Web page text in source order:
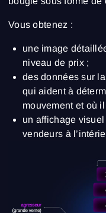
Vous obtenez :
une image
niveau de prix ;
des données sur
qui aident à
mouvement et où
un affichage
vendeurs à